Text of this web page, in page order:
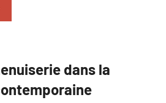
dans la